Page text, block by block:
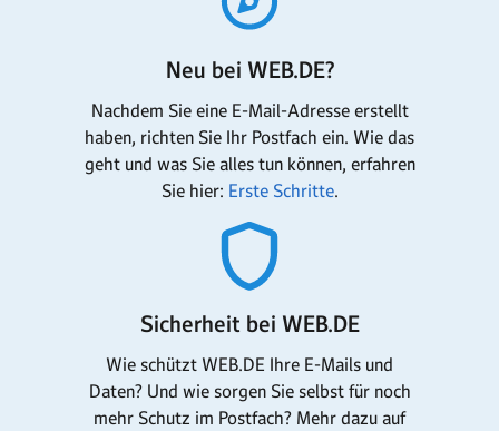
Neu bei WEB.DE?
Nachdem Sie eine E-Mail-Adresse erstellt
haben, richten Sie Ihr Postfach ein. Wie das
geht und was Sie alles tun können, erfahren
Sie hier: Erste Schritte.
Sicherheit bei WEB.DE
Wie schützt WEB.DE Ihre E-Mails und
Daten? Und wie sorgen Sie selbst für noch
mehr Schutz im Postfach? Mehr dazu auf